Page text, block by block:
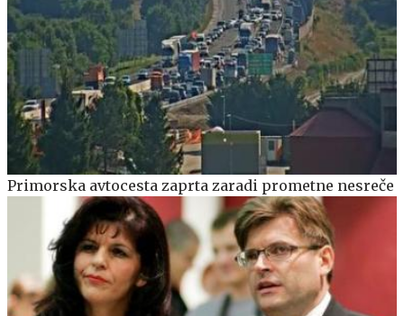
Primorska avtocesta zaprta zaradi prometne nesreče